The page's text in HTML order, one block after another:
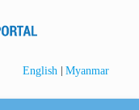
English | Myanmar